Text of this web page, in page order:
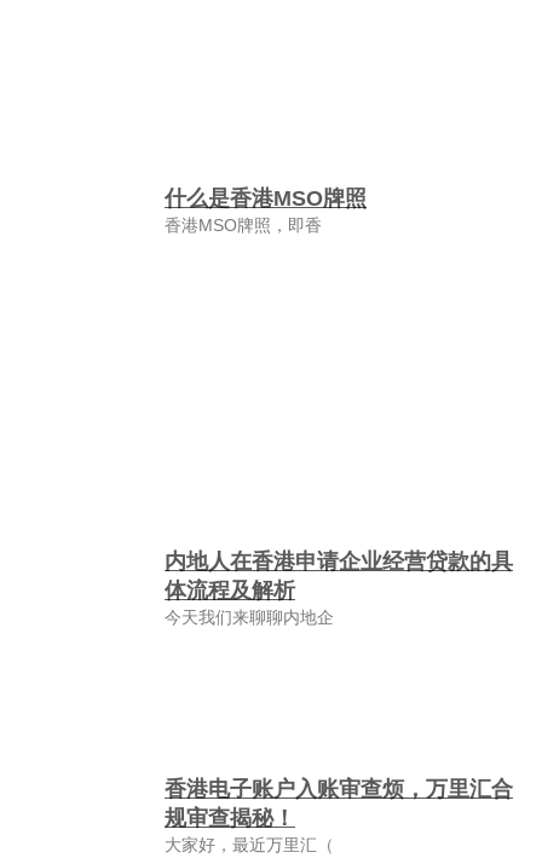
什么是香港MSO牌照
香港MSO牌照，即香
内地人在香港申请企业经营贷款的具
体流程及解析
今天我们来聊聊内地企
香港电子账户入账审查烦，万里汇合
规审查揭秘！
大家好，最近万里汇（